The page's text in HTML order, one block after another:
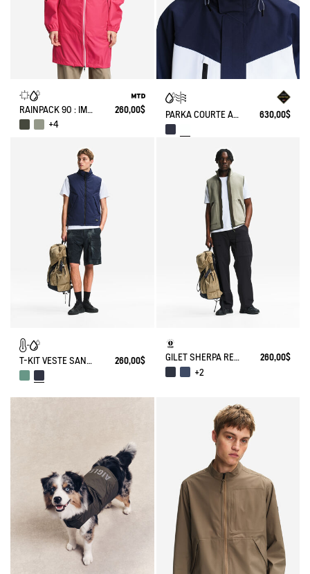
RAINPACK 90 : IMPERMÉABLE MIXTE COUPE-VENT MTD , LONG ET PLIABLE
260,00$
+4
PARKA COURTE À POCHES MULTIPLES AVEC CAPUCHE AMOVIBLE GORE-TEX® 630,00$
T-KIT VESTE SANS-MANCHES EN DUVET LÉGER DÉPERLANT 260,00$ GILET SHERPA RÉVERSIBLE T-KIT
260,00$
+2